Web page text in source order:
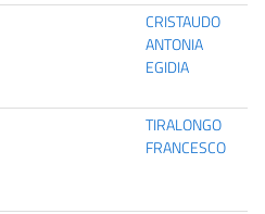
CRISTAUDO
ANTONIA
EGIDIA
TIRALONGO
FRANCESCO